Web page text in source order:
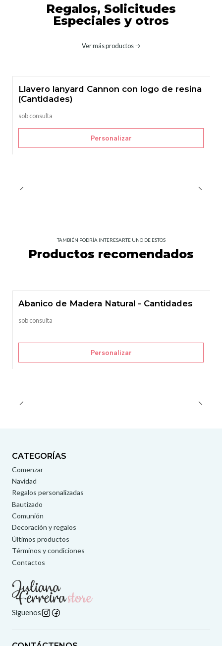
Regalos, Solicitudes
Especiales y otros
Ver más productos
Llavero lanyard Cannon con logo de resina
(Cantidades)
sob consulta
Personalizar
TAMBIÉN PODRÍA INTERESARTE UNO DE ESTOS
Productos recomendados
Abanico de Madera Natural - Cantidades
sob consulta
Personalizar
CATEGORÍAS
Comenzar
Navidad
Regalos personalizadas
Bautizado
Comunión
Decoración y regalos
Últimos productos
Términos y condiciones
Contactos
Síguenos